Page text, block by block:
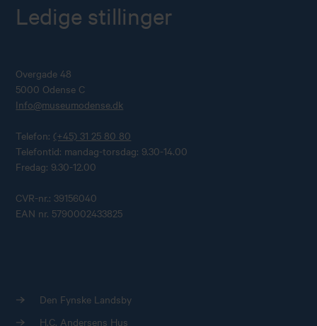
Køb årskort
Ledige stillinger
Overgade 48
5000 Odense C
Info@museumodense.dk
Telefon: (+45) 31 25 80 80
Telefontid: mandag-torsdag: 9.30-14.00
Fredag: 9.30-12.00
CVR-nr.: 39156040
EAN nr. 5790002433825
Den Fynske Landsby
H.C. Andersens Hus